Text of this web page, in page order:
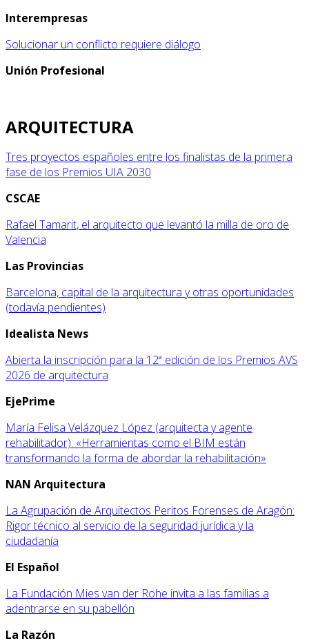
Interempresas
Solucionar un conflicto requiere diálogo
Unión Profesional
ARQUITECTURA
Tres proyectos españoles entre los finalistas de la primera
fase de los Premios UIA 2030
CSCAE
Rafael Tamarit, el arquitecto que levantó la milla de oro de
Valencia
Las Provincias
Barcelona, capital de la arquitectura y otras oportunidades
(todavía pendientes)
Idealista News
Abierta la inscripción para la 12ª edición de los Premios AVS
2026 de arquitectura
EjePrime
María Felisa Velázquez López (arquitecta y agente
rehabilitador): «Herramientas como el BIM están
transformando la forma de abordar la rehabilitación»
NAN Arquitectura
La Agrupación de Arquitectos Peritos Forenses de Aragón:
Rigor técnico al servicio de la seguridad jurídica y la
ciudadanía
El Español
La Fundación Mies van der Rohe invita a las familias a
adentrarse en su pabellón
La Razón